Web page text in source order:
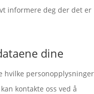
informere deg der det er
dine
hvilke personopplysninger
kontakte oss ved å